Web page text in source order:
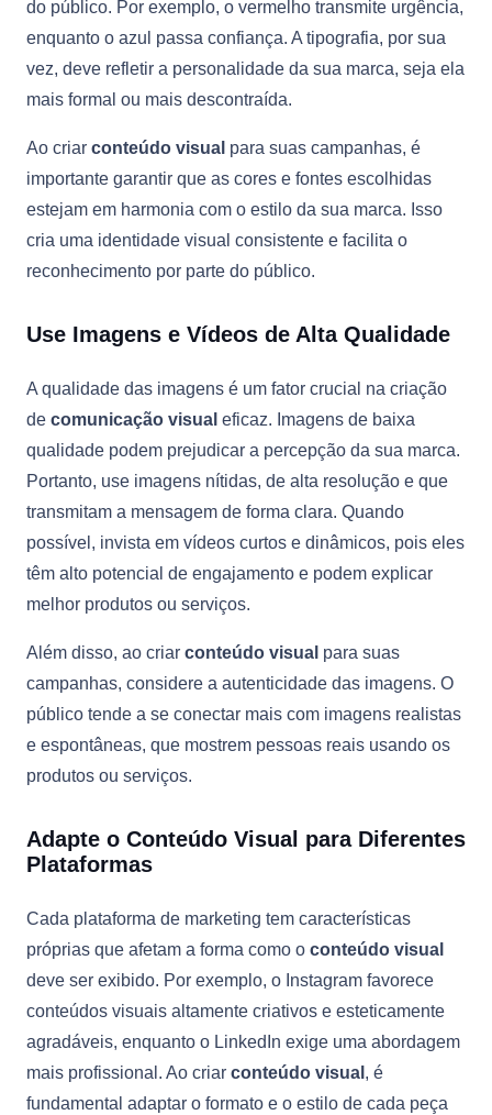
do público. Por exemplo, o vermelho transmite urgência,
enquanto o azul passa confiança. A tipografia, por sua
vez, deve refletir a personalidade da sua marca, seja ela
mais formal ou mais descontraída.
Ao criar conteúdo visual para suas campanhas, é
importante garantir que as cores e fontes escolhidas
estejam em harmonia com o estilo da sua marca. Isso
cria uma identidade visual consistente e facilita o
reconhecimento por parte do público.
Use Imagens e Vídeos de Alta Qualidade
A qualidade das imagens é um fator crucial na criação
de comunicação visual eficaz. Imagens de baixa
qualidade podem prejudicar a percepção da sua marca.
Portanto, use imagens nítidas, de alta resolução e que
transmitam a mensagem de forma clara. Quando
possível, invista em vídeos curtos e dinâmicos, pois eles
têm alto potencial de engajamento e podem explicar
melhor produtos ou serviços.
Além disso, ao criar conteúdo visual para suas
campanhas, considere a autenticidade das imagens. O
público tende a se conectar mais com imagens realistas
e espontâneas, que mostrem pessoas reais usando os
produtos ou serviços.
Adapte o Conteúdo Visual para Diferentes
Plataformas
Cada plataforma de marketing tem características
próprias que afetam a forma como o conteúdo visual
deve ser exibido. Por exemplo, o Instagram favorece
conteúdos visuais altamente criativos e esteticamente
agradáveis, enquanto o LinkedIn exige uma abordagem
mais profissional. Ao criar conteúdo visual , é
fundamental adaptar o formato e o estilo de cada peça